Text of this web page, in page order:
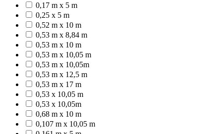
0,17 m x 5 m
0,25 x 5 m
0,52 m x 10 m
0,53 m x 8,84 m
0,53 m x 10 m
0,53 m x 10,05 m
0,53 m x 10,05m
0,53 m x 12,5 m
0,53 m x 17 m
0,53 x 10,05 m
0,53 x 10,05m
0,68 m x 10 m
0,107 m x 10,05 m